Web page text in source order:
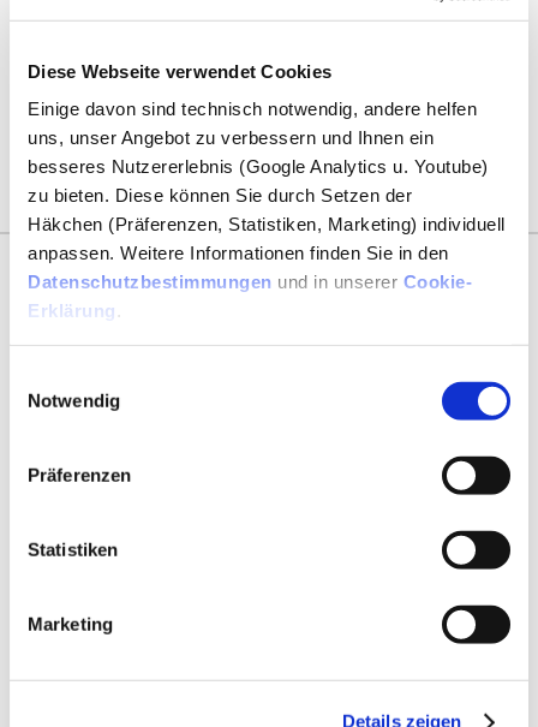
Diese Webseite verwendet Cookies
Einige davon sind technisch notwendig, andere helfen
uns, unser Angebot zu verbessern und Ihnen ein
besseres Nutzererlebnis (Google Analytics u. Youtube)
zu bieten. Diese können Sie durch Setzen der
Häkchen (Präferenzen, Statistiken, Marketing) individuell
anpassen. Weitere Informationen finden Sie in den
Datenschutzbestimmungen und in unserer Cookie-
Erklärung .
Notwendig
Präferenzen
Statistiken
Marketing
Details zeigen
Sie fühlen sich unsicher? Wir
verschaffen Ihnen Sicherheit!
Kontaktformular Anrufen
Sicherheitsdienstleistungen
klicken ...
Objektschutz und Werkschutz
Empfangs- und Pfortendienst